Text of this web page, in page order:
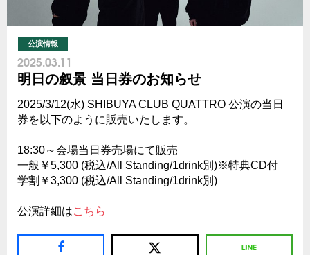
公演情報
2025.03.11
明日の叙景 当日券のお知らせ
2025/3/12(水) SHIBUYA CLUB QUATTRO 公演の当日
券を以下のように販売いたします。
18:30～会場当日券売場にて販売
一般￥5,300 (税込/All Standing/1drink別)※特典CD付
学割￥3,300 (税込/All Standing/1drink別)
公演詳細はこちら